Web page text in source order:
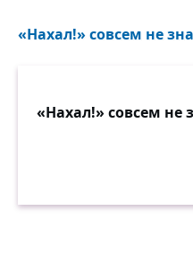
«Нахал!» совсем не
«Нахал!» совсем не